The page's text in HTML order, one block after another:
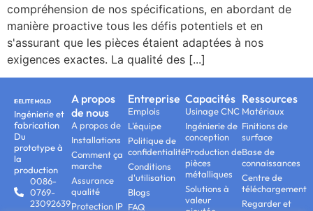
compréhension de nos spécifications, en abordant de
manière proactive tous les défis potentiels et en
s'assurant que les pièces étaient adaptées à nos
exigences exactes. La qualité des [...]
Ingénierie et
fabrication
Du
prototype à
la
production
0086-
0769-
23092639
A propos
de nous
A propos de
Installations
Comment ça
marche
Assurance
qualité
Protection IP
Entreprise
Emplois
L'équipe
Politique de
confidentialité
Conditions
d'utilisation
Blogs
FAQ
Capacités
Usinage CNC
Ingénierie de
conception
Production de
pièces
métalliques
Solutions à
valeur
Ressources
Matériaux
Finitions de
surface
Base de
connaissances
Centre de
téléchargement
Regarder et